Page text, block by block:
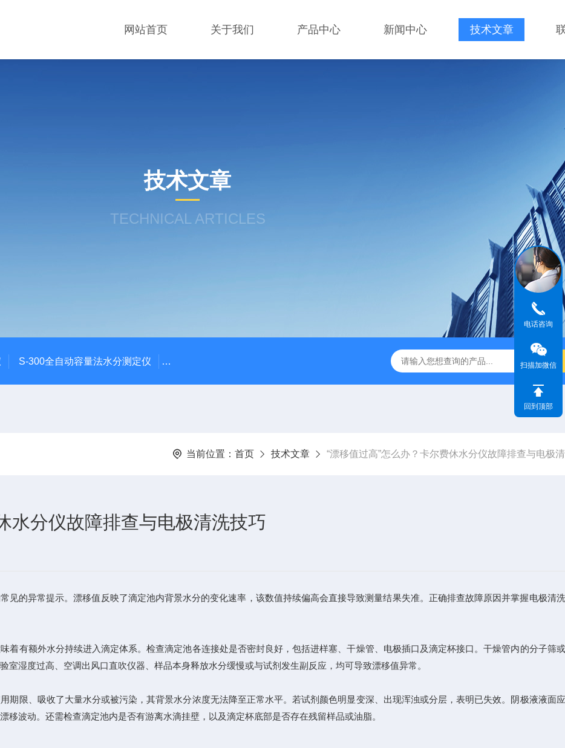
网站首页 关于我们 产品中心 新闻中心 技术文章
技术文章
TECHNICAL ARTICLES
S-300全自动容量法水分测定仪 S-300全自动容量法卡尔费休水分测定仪 A310快速卤素水分测定仪 V-310库伦法微量
当前位置： 首页 技术文章 “漂移值过高”怎么办？卡尔费休水分仪故障排查与电极
水分仪故障排查与电极清洗技巧
见的异常提示。漂移值反映了滴定池内背景水分的变化速率，该数值持续偏高会直接导致测量结果失准。正确排查故障原因并掌握电极清
有额外水分持续进入滴定体系。检查滴定池各连接处是否密封良好，包括进样塞、干燥管、电极插口及滴定杯接口。干燥管内的分子筛
湿度过高、空调出风口直吹仪器、样品本身释放水分缓慢或与试剂发生副反应，均可导致漂移值异常。
限、吸收了大量水分或被污染，其背景水分浓度无法降至正常水平。若试剂颜色明显变深、出现浑浊或分层，表明已失效。阴极液液面
波动。还需检查滴定池内是否有游离水滴挂壁，以及滴定杯底部是否存在残留样品或油脂。
电话咨询
扫描加微信
回到顶部